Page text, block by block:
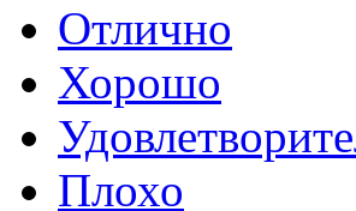
Отлично
Хорошо
Плохо